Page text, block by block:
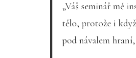
„Váš seminář mě
tělo, protože i
pod návalem